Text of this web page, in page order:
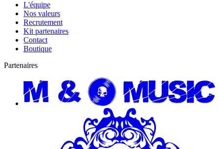
L'équipe
Nos valeurs
Recrutement
Kit partenaires
Contact
Boutique
Partenaires